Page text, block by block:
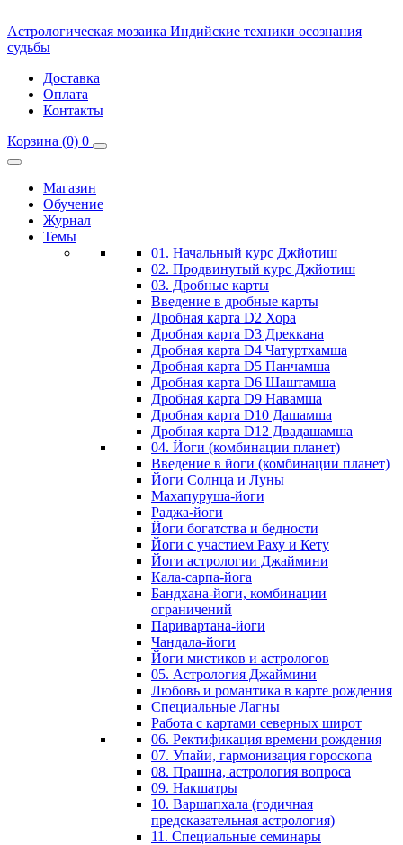
Астрологическая мозаика Индийские техники осознания
судьбы
Доставка
Оплата
Контакты
Корзина (0) 0
Магазин
Обучение
Журнал
Темы
01. Начальный курс Джйотиш
02. Продвинутый курс Джйотиш
03. Дробные карты
Введение в дробные карты
Дробная карта D2 Хора
Дробная карта D3 Дреккана
Дробная карта D4 Чатуртхамша
Дробная карта D5 Панчамша
Дробная карта D6 Шаштамша
Дробная карта D9 Навамша
Дробная карта D10 Дашамша
Дробная карта D12 Двадашамша
04. Йоги (комбинации планет)
Введение в йоги (комбинации планет)
Йоги Солнца и Луны
Махапуруша-йоги
Раджа-йоги
Йоги богатства и бедности
Йоги с участием Раху и Кету
Йоги астрологии Джаймини
Кала-сарпа-йога
Бандхана-йоги, комбинации
ограничений
Паривартана-йоги
Чандала-йоги
Йоги мистиков и астрологов
05. Астрология Джаймини
Любовь и романтика в карте рождения
Специальные Лагны
Работа с картами северных широт
06. Ректификация времени рождения
07. Упайи, гармонизация гороскопа
08. Прашна, астрология вопроса
09. Накшатры
10. Варшапхала (годичная
предсказательная астрология)
11. Специальные семинары